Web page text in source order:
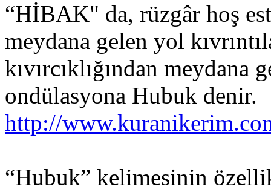
“HİBAK" da, rüzgâr hoş
meydana gelen yol
kıvırcıklığından
ondülasyona Hubuk denir.
http://
“Hubuk” kelimesinin